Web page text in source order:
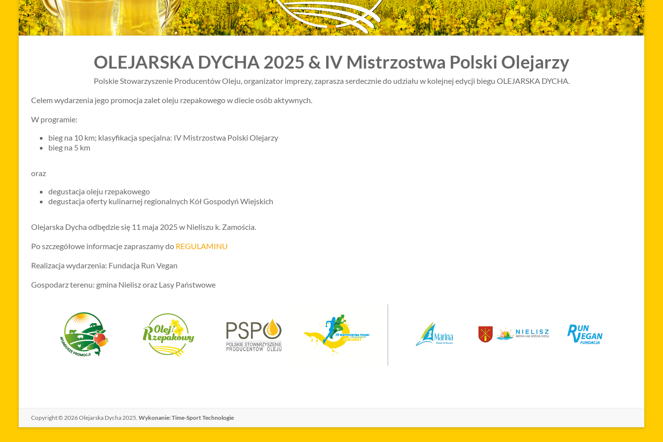
OLEJARSKA DYCHA 2025 & IV Mistrzostwa Polski Olejarzy
Polskie Stowarzyszenie Producentów Oleju, organizator imprezy, zaprasza serdecznie do udziału w kolejnej edycji biegu OLEJARSKA DYCHA.
Celem wydarzenia jego promocja zalet oleju rzepakowego w diecie osób aktywnych.
W programie:
bieg na 10 km; klasyfikacja specjalna: IV Mistrzostwa Polski Olejarzy
bieg na 5 km
oraz
degustacja oleju rzepakowego
degustacja oferty kulinarnej regionalnych Kół Gospodyń Wiejskich
Olejarska Dycha odbędzie się 11 maja 2025 w Nieliszu k. Zamościa.
Po szczegółowe informacje zapraszamy do REGULAMINU
Realizacja wydarzenia: Fundacja Run Vegan
Gospodarz terenu: gmina Nielisz oraz Lasy Państwowe
Copyright © 2026Olejarska Dycha 2025. Wykonanie: Time-Sport Technologie